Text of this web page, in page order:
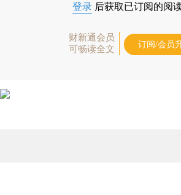
登录 后获取已订阅的阅
财新通会员
可畅读全文
订阅/会员